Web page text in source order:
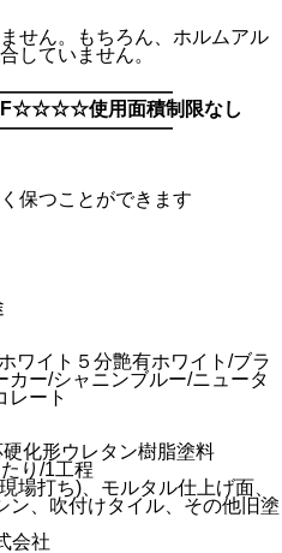
せん。もちろん、ホルムアル
していません。
F☆☆☆☆使用面積制限なし
保つことができます
ワイト５分艶有ホワイト/ブラ
カー/シャニンブルー/ニュータ
レート
化形ウレタン樹脂塗料
り/1工程
場打ち)、モルタル仕上げ面、
ン、吹付けタイル、その他旧塗
会社